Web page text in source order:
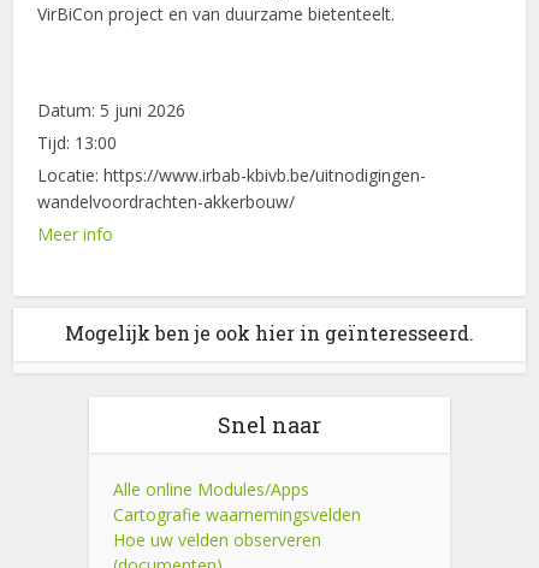
VirBiCon project en van duurzame bietenteelt.
Datum: 5 juni 2026
Tijd: 13:00
Locatie:https://www.irbab-kbivb.be/uitnodigingen-
wandelvoordrachten-akkerbouw/
Meer info
Mogelijk ben je ook hier in geïnteresseerd.
Snel naar
Alle online Modules/Apps
Cartografie waarnemingsvelden
Hoe uw velden observeren